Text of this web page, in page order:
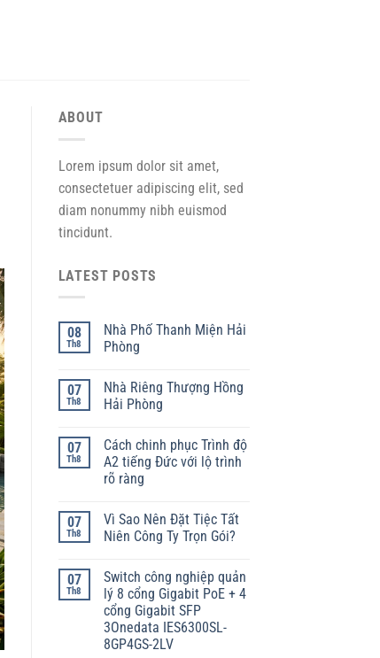
ABOUT
Lorem ipsum dolor sit amet,
consectetuer adipiscing elit, sed
diam nonummy nibh euismod
tincidunt.
LATEST POSTS
08
Th8
Nhà Phố Thanh Miện Hải
Phòng
07
Th8
Nhà Riêng Thượng Hồng
Hải Phòng
07
Th8
Cách chinh phục Trình độ
A2 tiếng Đức với lộ trình
rõ ràng
07
Th8
Vì Sao Nên Đặt Tiệc Tất
Niên Công Ty Trọn Gói?
07
Th8
Switch công nghiệp quản
lý 8 cổng Gigabit PoE + 4
cổng Gigabit SFP
3Onedata IES6300SL-
8GP4GS-2LV